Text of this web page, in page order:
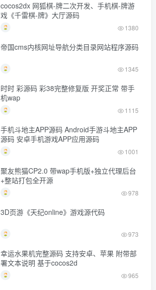
cocos2dx 网狐棋-牌二次开发、手机棋-牌游
戏《千雷棋-牌》大厅源码
1380
帝国cms内核网址导航分类目录网站程序源码
1345
时时 彩源码 彩38完整修复版 开奖正常 带手
机wap
1115
手机斗地主APP源码 Android手游斗地主APP
源码 安卓手机游戏APP应用源码
1001
聚友熊猫CP2.0 带wap手机版+独立代理后台
+整站打包全开源
978
3D页游《天纪online》游戏源代码
973
幸运水果机完整源码 支持安卓、苹果 附带部
署文本说明 基于cocos2d
965